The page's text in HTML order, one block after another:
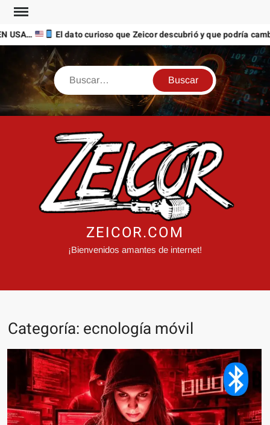
Saltar
contenido
USA… El dato curioso que Zeicor descubrió y que podría
Buscar
ZEICOR.COM
¡Bienvenidos amantes de internet!
Categoría: ecnología móvil